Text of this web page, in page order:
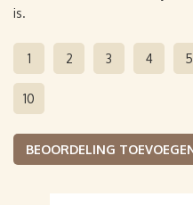
is.
1 2 3 4 5
10
BEOORDELING